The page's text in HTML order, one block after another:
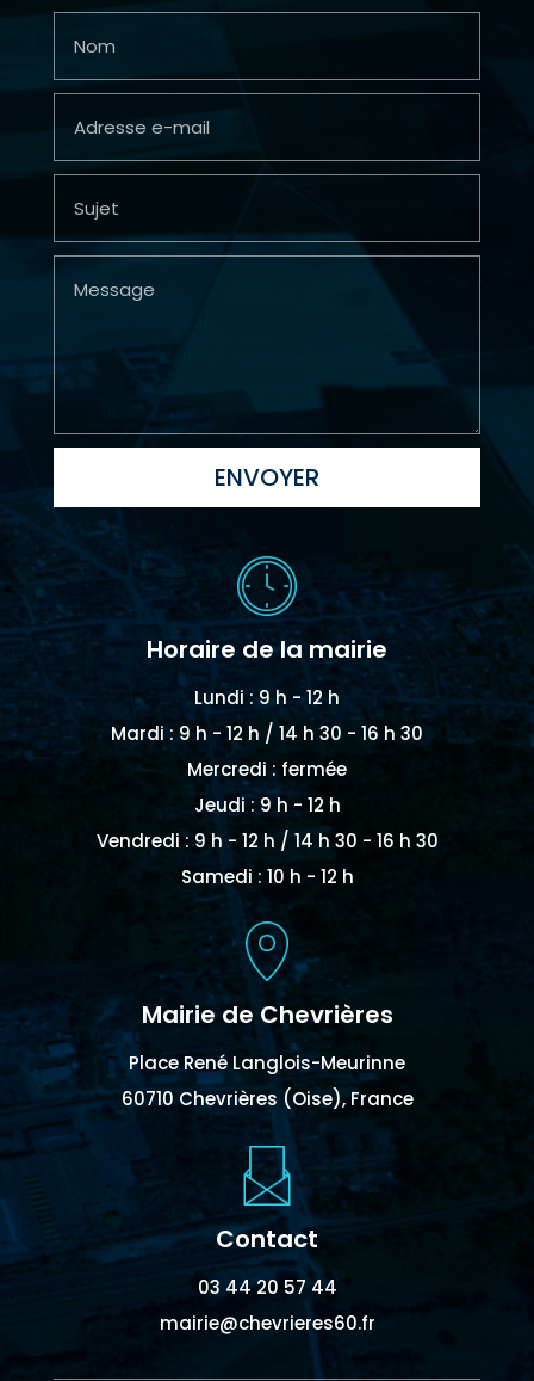
ENVOYER
Horaire de la mairie
Lundi : 9 h - 12 h
Mardi : 9 h - 12 h / 14 h 30 - 16 h 30
Mercredi : fermée
Jeudi : 9 h - 12 h
Vendredi : 9 h - 12 h / 14 h 30 - 16 h 30
Samedi : 10 h - 12 h
Mairie de Chevrières
Place René Langlois-Meurinne
60710 Chevrières (Oise), France
Contact
03 44 20 57 44
mairie@chevrieres60.fr